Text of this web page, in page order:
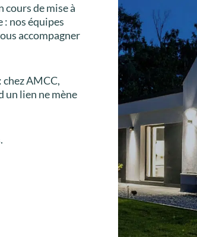
cours de mise à
: nos équipes
accompagner
AMCC,
un lien ne mène